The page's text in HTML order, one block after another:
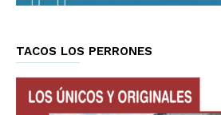
TACOS LOS PERRONES